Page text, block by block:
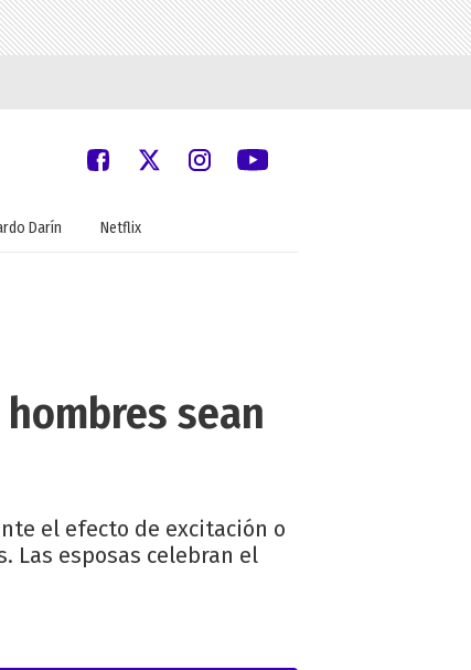
Darín Netflix
sean
el efecto de excitación o
Las esposas celebran el